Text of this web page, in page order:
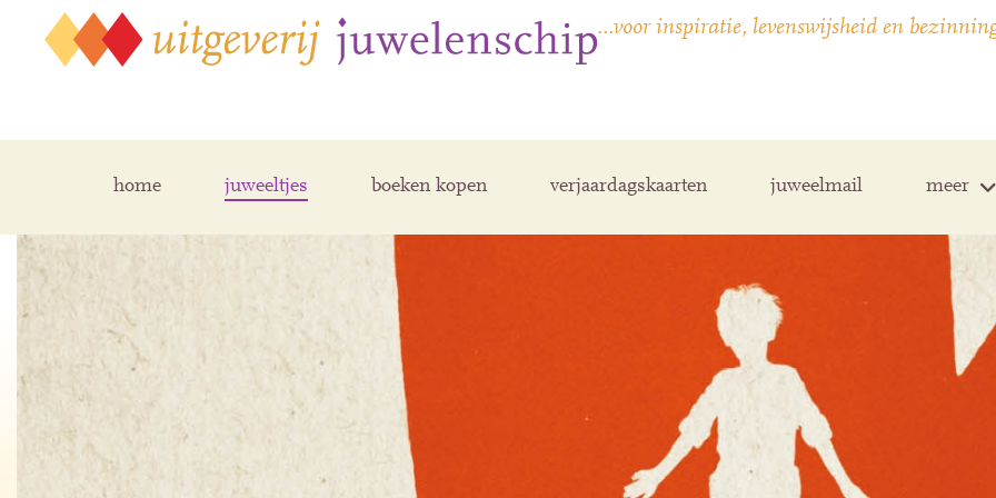
…voor inspiratie, levenswijsheid en
home juweeltjes boeken kopen verjaardagskaarten juweelmail meer